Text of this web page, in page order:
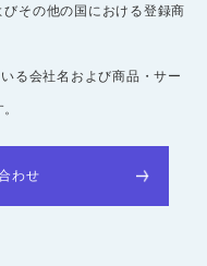
その他の国における登録商
る会社名および商品・サー
わせ